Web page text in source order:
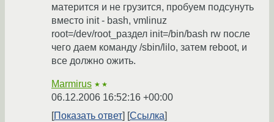
матерится и не грузится, пробуем подсунуть
вместо init - bash, vmlinuz
root=/dev/root_раздел init=/bin/bash rw после
чего даем команду /sbin/lilo, затем reboot, и
все должно ожить.
Marmirus ★★
06.12.2006 16:52:16 +00:00
Показать ответ
Ссылка